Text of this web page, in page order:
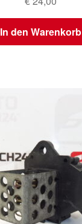
In den Warenkorb